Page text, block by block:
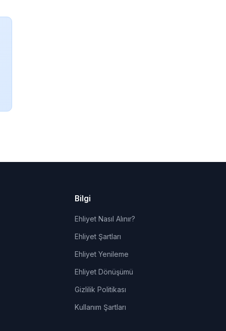
Bilgi
Ehliyet Nasıl Alınır?
Ehliyet Şartları
Ehliyet Yenileme
Ehliyet Dönüşümü
Gizlilik Politikası
Kullanım Şartları